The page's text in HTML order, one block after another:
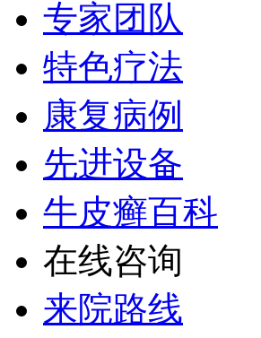
专家团队
特色疗法
康复病例
先进设备
牛皮癣百科
在线咨询
来院路线